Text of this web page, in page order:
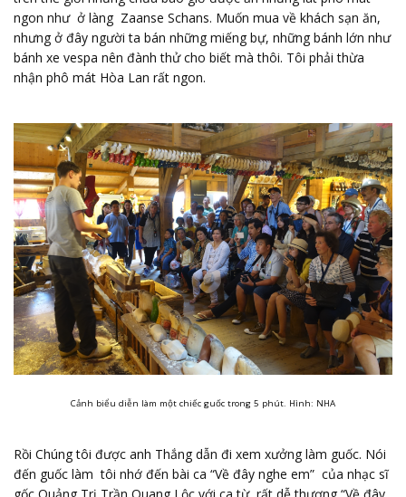
ngon như ở làng Zaanse Schans. Muốn mua về khách sạn ăn,
nhưng ở đây người ta bán những miếng bự, những bánh lớn như
bánh xe vespa nên đành thử cho biết mà thôi. Tôi phải thừa
nhận phô mát Hòa Lan rất ngon.
Cảnh biểu diễn làm một chiếc guốc trong 5 phút. Hình: NHA
Rồi Chúng tôi được anh Thắng dẫn đi xem xưởng làm guốc. Nói
đến guốc làm tôi nhớ đến bài ca “Về đây nghe em” của nhạc sĩ
gốc Quảng Trị Trần Quang Lộc với ca từ rất dễ thương “Về đây